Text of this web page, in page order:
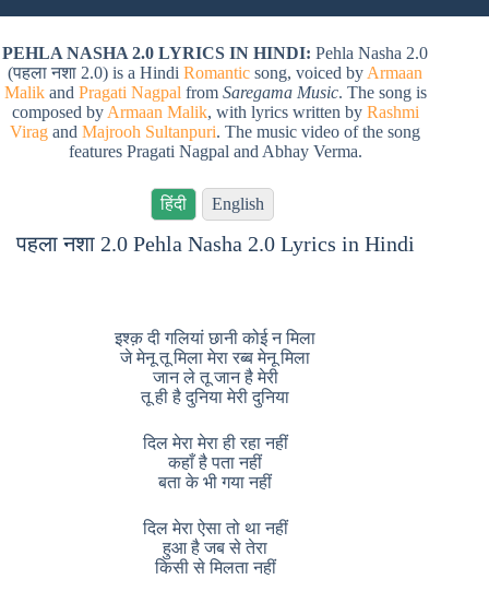
PEHLA NASHA 2.0 LYRICS IN HINDI: Pehla Nasha 2.0
(पहला नशा 2.0) is a HindiRomantic song, voiced by Armaan
Malikand Pragati Nagpal from Saregama Music. The song is
composed by Armaan Malik, with lyrics written by Rashmi
Virag andMajrooh Sultanpuri. The music video of the song
features Pragati Nagpal and Abhay Verma.
हिंदी English
पहला नशा 2.0 Pehla Nasha 2.0 Lyrics in Hindi
इश्क़ दी गलियां छानी कोई न मिला
जे मेनू तू मिला मेरा रब्ब मेनू मिला
जान ले तू जान है मेरी
तू ही है दुनिया मेरी दुनिया
दिल मेरा मेरा ही रहा नहीं
कहाँ है पता नहीं
बता के भी गया नहीं
दिल मेरा ऐसा तो था नहीं
हुआ है जब से तेरा
किसी से मिलता नहीं